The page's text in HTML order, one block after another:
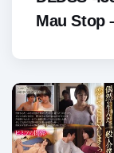
Mau Stop